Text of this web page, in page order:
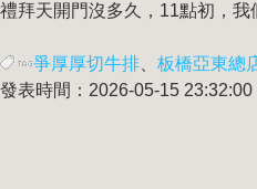
禮拜天開門沒多久，11點初，我
爭厚厚切牛排 板橋亞東總
發表時間：2026-05-15